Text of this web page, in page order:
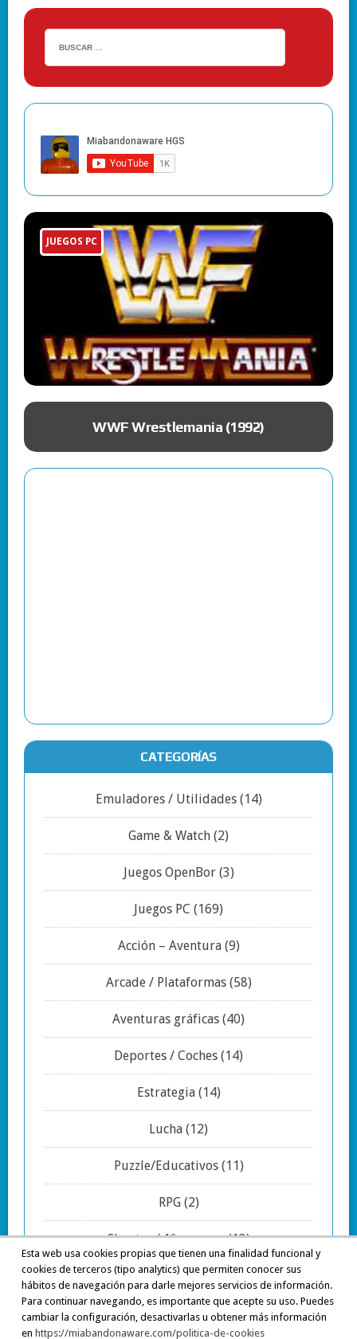
JUEGOS PC
WWF Wrestlemania (1992)
CATEGORÍAS
Emuladores / Utilidades(14)
Game & Watch (2)
Juegos OpenBor(3)
Juegos PC (169)
Acción – Aventura(9)
Arcade / Plataformas(58)
Aventuras gráficas (40)
Deportes / Coches (14)
Estrategia(14)
Lucha (12)
Puzzle/Educativos(11)
RPG(2)
Shooter / 1º persona(13)
Simuladores(7)
Esta web usa cookies propias que tienen una finalidad funcional y
cookies de terceros (tipo analytics) que permiten conocer sus
hábitos de navegación para darle mejores servicios de información.
Para continuar navegando, es importante que acepte su uso. Puedes
cambiar la configuración, desactivarlas u obtener más información
en https://miabandonaware.com/politica-de-cookies